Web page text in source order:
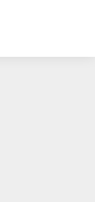
Uruguay, Era Baru